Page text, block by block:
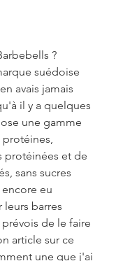
?
suédoise
avais jamais
il y a quelques
une gamme
protéines,
protéinées et de
sans sucres
eu
barres
de le faire
article sur ce
une que j'ai